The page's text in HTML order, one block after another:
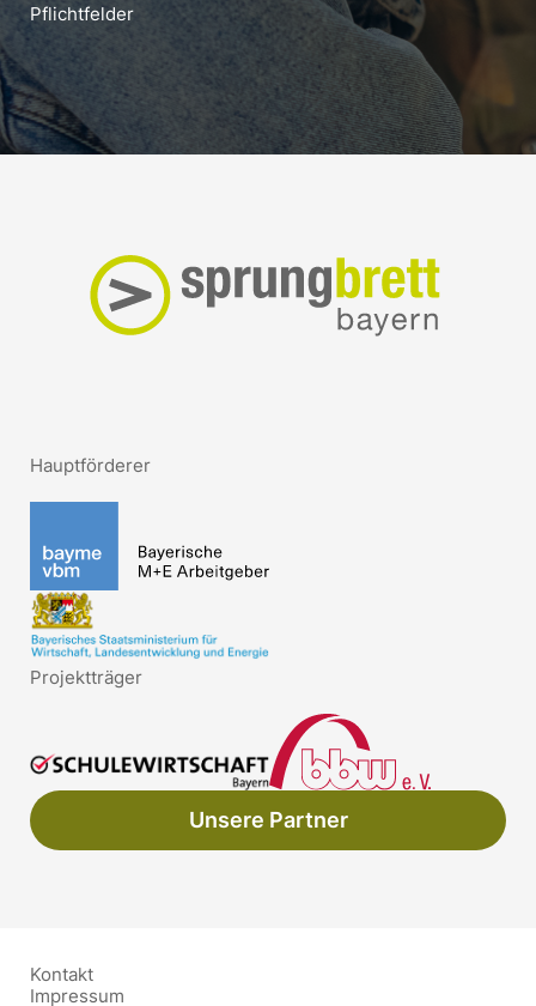
Pflichtfelder
Hauptförderer
Projektträger
Unsere Partner
Kontakt
Impressum